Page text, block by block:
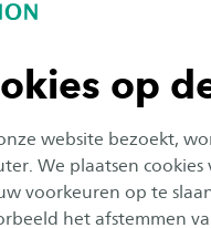
op
website bezoekt,
We plaatsen
voorkeuren op te
het afstemmen
XR in het
is van XR
op voor